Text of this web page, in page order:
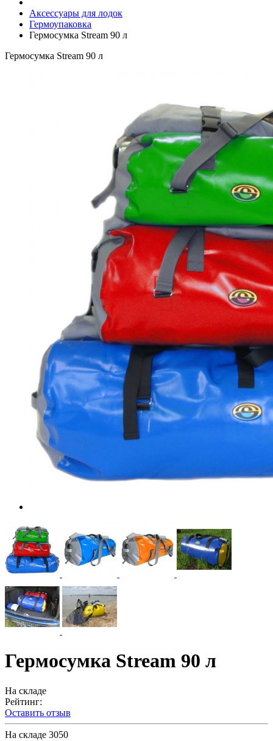
Аксессуары для лодок
Гермоупаковка
Гермосумка Stream 90 л
Гермосумка Stream 90 л
Гермосумка Stream 90 л
На складе
Рейтинг:
Оставить отзыв
На складе 3050